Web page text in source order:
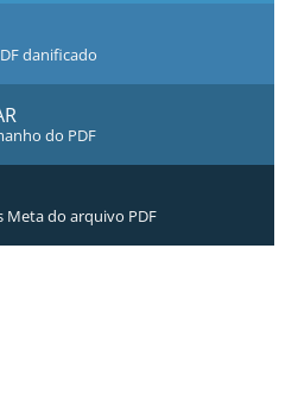
danificado
do PDF
Meta do arquivo PDF